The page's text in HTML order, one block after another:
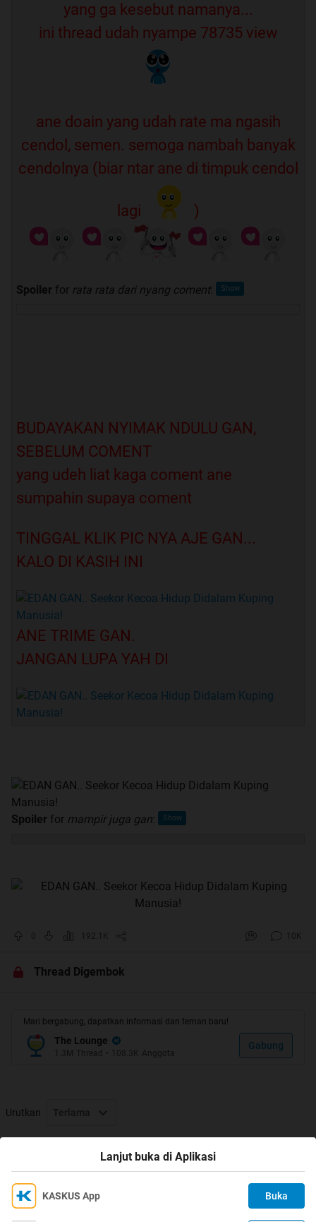
yang ga kesebut namanya...
ini thread udah nyampe 78735 view
ane doain yang udah rate ma ngasih
cendol, semen. semoga nambah banyak
cendolnya (biar ntar ane di timpuk cendol
lagi )
Spoiler for rata rata dari nyang coment:
BUDAYAKAN NYIMAK NDULU GAN,
SEBELUM COMENT
yang udeh liat kaga coment ane
sumpahin supaya coment
TINGGAL KLIK PIC NYA AJE GAN...
KALO DI KASIH INI
ANE TRIME GAN.
JANGAN LUPA YAH DI
Spoiler for mampir juga gan:
192.1K
Thread Digembok
Mari bergabung, dapatkan informasi dan teman baru!
The Lounge
1.3M Thread • 108.3K Anggota
Gabung
Urutkan Terlama
Thread Digembok
Ikuti KASKUS di
Kami menggunakan Cookies
Lanjut buka di Aplikasi
KASKUS App Buka